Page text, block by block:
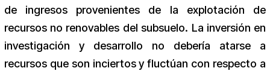
de ingresos provenientes de la explotación de
recursos no renovables del subsuelo. La inversión en
investigación y desarrollo no debería atarse a
recursos que son inciertos y fluctúan con respecto a